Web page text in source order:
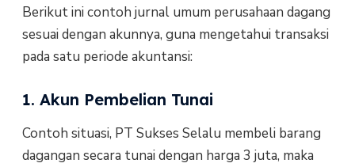
Berikut ini contoh jurnal umum perusahaan dagang
sesuai dengan akunnya, guna mengetahui transaksi
pada satu periode akuntansi:
1. Akun Pembelian Tunai
Contoh situasi, PT Sukses Selalu membeli barang
dagangan secara tunai dengan harga 3 juta, maka